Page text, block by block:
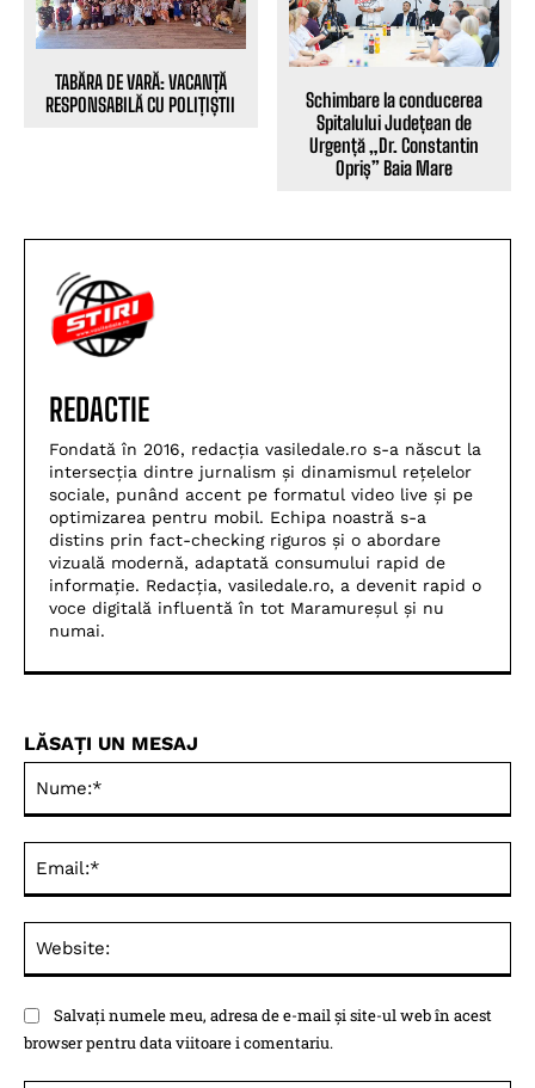
TABĂRA DE VARĂ: VACANȚĂ
RESPONSABILĂ CU POLIȚIȘTII
Schimbare la conducerea
Spitalului Județean de
Urgență „Dr. Constantin
Opriș” Baia Mare
REDACTIE
Fondată în 2016, redacția vasiledale.ro s-a născut la
intersecția dintre jurnalism și dinamismul rețelelor
sociale, punând accent pe formatul video live și pe
optimizarea pentru mobil. Echipa noastră s-a
distins prin fact-checking riguros și o abordare
vizuală modernă, adaptată consumului rapid de
informație. Redacția, vasiledale.ro, a devenit rapid o
voce digitală influentă în tot Maramureșul și nu
numai.
LĂSAȚI UN MESAJ
Salvați numele meu, adresa de e-mail și site-ul web în acest
browser pentru data viitoare i comentariu.